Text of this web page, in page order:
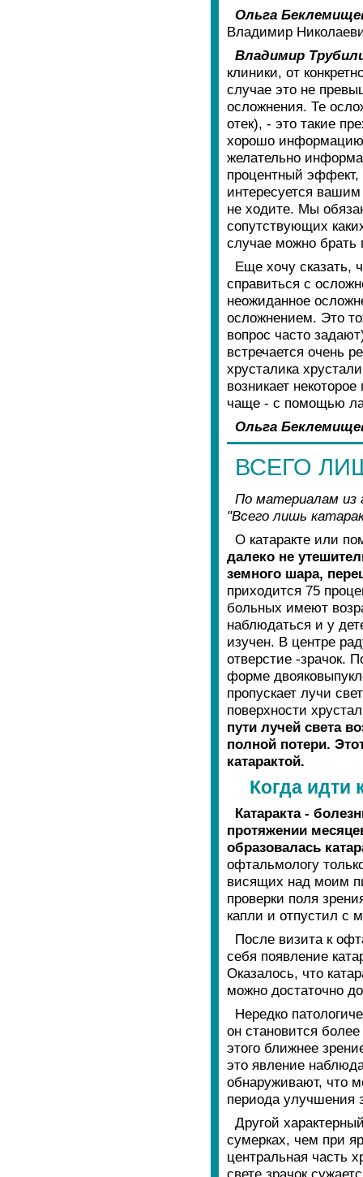
Ольга
Владимир
Владимир
клиники, от
случае это не
осложнения. Те
отек), - это такие
хорошо информацию
желательно
процентный эффект,
интересуется
не ходите. Мы
сопутствующих
случае можно брать
Еще хочу сказать,
справиться с
неожиданное
осложнением. Это
вопрос часто
встречается очень
хрусталика
возникает
чаще - с помощью
Ольга
ВСЕГО
По материалам
"Всего лишь
О катаракте или
далеко не
земного шара,
приходится 75
больных имеют
наблюдаться и у
изучен. В центре
отверстие -зрачок.
форме
пропускает лучи
поверхности
пути лучей света
полной потери.
катарактой.
Когда идти
Катаракта -
протяжении
образовалась
офтальмологу
висящих над моим
проверки поля
капли и отпустил с
После визита к
себя появление
Оказалось, что
можно достаточно
Нередко
он становится
этого ближнее
это явление
обнаруживают, что
периода улучшения
Другой
сумерках, чем при
центральная часть
свете зрачок